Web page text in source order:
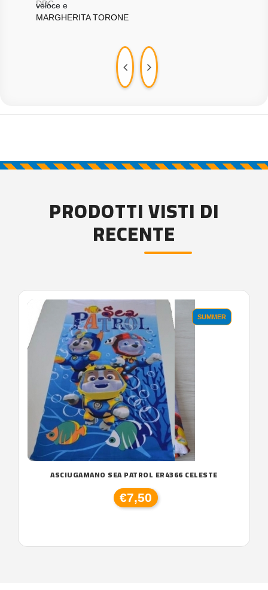
veloce e
MARGHERITA TORONE
PRODOTTI VISTI DI
RECENTE
'.'
SUMMER
ASCIUGAMANO SEA PATROL ER4366 CELESTE
€7,50